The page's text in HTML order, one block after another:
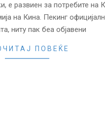
е развиен за потребите на
на Кина. Пекинг
ниту пак беа објавени
ПОВЕЌЕ